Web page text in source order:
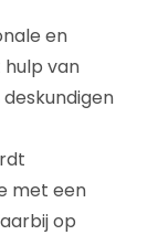
en
van
met een
op